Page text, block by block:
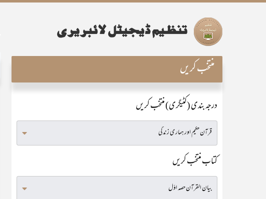
منتخب کریں
درجہ بندی (کٹیگری) منتخب کریں
کتاب منتخب کریں